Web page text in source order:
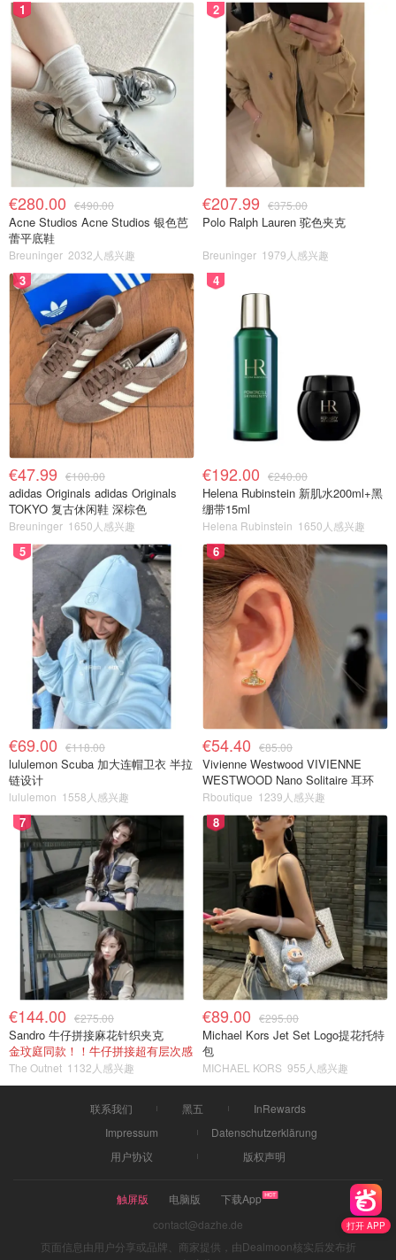
打开 APP
1
€280.00 €490.00
Acne Studios Acne Studios 银色芭
蕾平底鞋
Breuninger 2032人感兴趣
2
€207.99 €375.00
Polo Ralph Lauren 驼色夹克
Breuninger 1979人感兴趣
3
€47.99 €100.00
adidas Originals adidas Originals
TOKYO 复古休闲鞋 深棕色
Breuninger 1650人感兴趣
4
€192.00 €240.00
Helena Rubinstein 新肌水200ml+黑
绷带15ml
Helena Rubinstein 1650人感兴趣
5
€69.00 €118.00
lululemon Scuba 加大连帽卫衣 半拉
链设计
lululemon 1558人感兴趣
6
€54.40 €85.00
Vivienne Westwood VIVIENNE
WESTWOOD Nano Solitaire 耳环
Rboutique 1239人感兴趣
7
€144.00 €275.00
Sandro 牛仔拼接麻花针织夹克
金玟庭同款！！牛仔拼接超有层次感
The Outnet 1132人感兴趣
8
€89.00 €295.00
Michael Kors Jet Set Logo提花托特
包
MICHAEL KORS 955人感兴趣
联系我们 黑五
InRewards
Impressum
Datenschutzerklärung
用户协议
版权声明
触屏版 电脑版
下载App
contact@dazhe.de
页面信息由用户分享或品牌、商家提供，由Dealmoon核实后发布折